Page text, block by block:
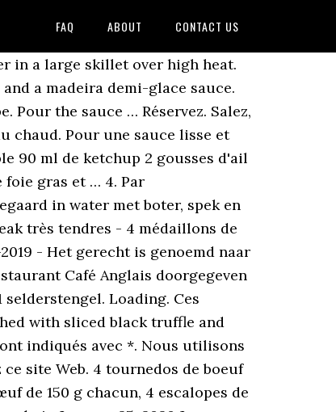
FAQ ABOUT CONTACT US
them on the sauce; Place a slice of foie gras on each tournedos and season with a little sea salt and pepper. Tous les cookies qui peuvent ne pas être particulièrement nécessaires au fonctionnement du site Web et qui sont utilisés spécifiquement pour collecter des données personnelles des utilisateurs via des analyses, des publicités et d'autres contenus intégrés sont appelés cookies non nécessaires. Pelez les carottes et les oignons, puis émincez-les. Partager, Copyright © 2001-2020 Recettesdecuisine.com SARL • Cookies. Dressez les assiettes avec une tranche de pain de mie toastée, un tournedos, un foie gras et un nappage de sauce. 1 el tomatenconcentraat. Ingrédients 4 Pavés de boeuf de 150 g chacun 4 Escalopes de foie gras cru de 50 g chacune 10 cl Madère 2 cuil. 4 schijven ganzenleverterrine van 80 à 100 gr/stuk. Read 5404 times Last modified on Thursday, 08 September 2011 18:27 Jeroen grijpt terug naar de restaurantkeuken van de vorige eeuw. Frans, Hoofdgerecht ; 30-60 min. Préparation de la recette Sauce pour Tournedos Rossini étape par étape : 1. . Place the beef 'tournedos' on the each slice of bread and keep warm. Cette catégorie comprend uniquement les cookies qui garantissent les fonctionnalités de base et les fonctionnalités de sécurité du site Web. Ce site Web utilise des cookies pour améliorer votre expérience lorsque vous naviguez sur le site Web. 4 tournedos (ossenhaas) van 150 à 200 gr/stuk. Dit recept geeft een unieke twist aan het klassieke recept van tournedos Rossini door te serveren met truffelsaus en eendenlever. Faites de même avec le foie gras et réservez. Tournedos Rossini Sauce Madère Un classique parmi les classiques : du filet de bœuf et du foie gras poêlé accompagnés d’une sauce au madère. Vous pouvez servir les tournedos Rossini sauce Porto accompagnés de pommes de terre en purée à la truffe et légumes cuits à la vapeur. Pour 4 personnes : 4 tournedos (dans la partie épaisse du filet de boeuf) de 160/180 g; 4 escalope de foie gras; 4 tranches de pain de mie; 8 lamelles de truffe (en tout 40 g avec la sauce) Soit deux petites boites de 40 g : Soit en tout 30 g de lamelles truffes 20 g pour la sauce, 10 g pour les tournedos Cassez chaque os en deux. Crecipe.com deliver fine selection of quality Tournedos rossini-style with glazed vegetable bouquetiere, sauce .. recipes equipped with ratings, reviews and mixing tips. Serves 4. Salez, poivrez. Viande de prestige, le tournedos de boeuf est accompagné d'un foie